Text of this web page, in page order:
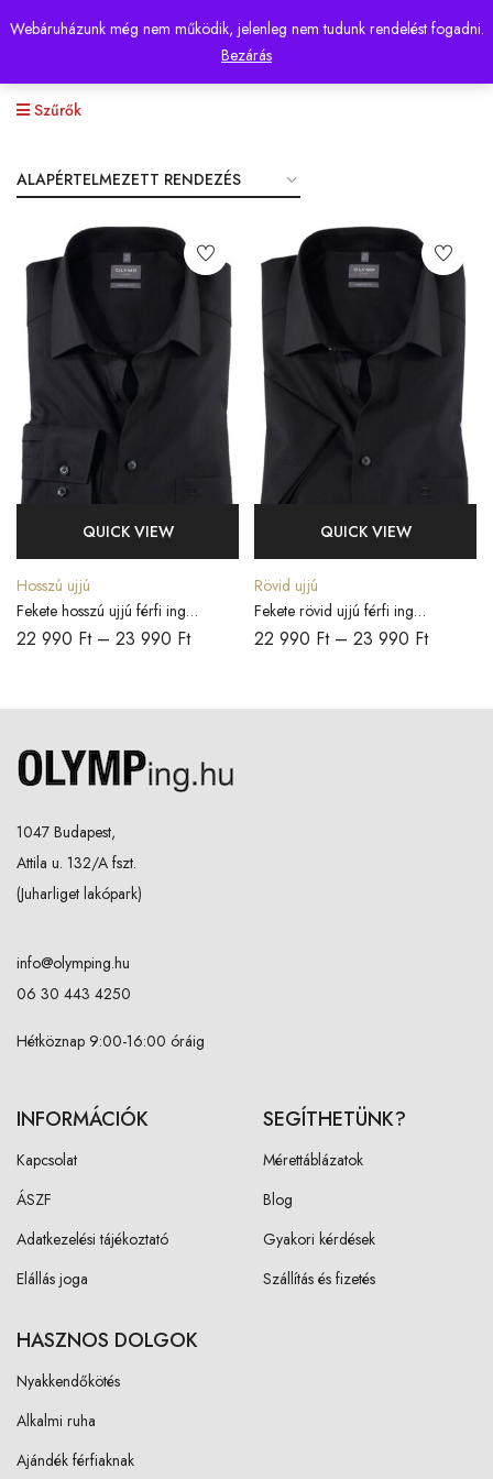
Webáruházunk még nem működik, jelenleg nem tudunk rendelést fogadni.
Bezárás
Szűrők
QUICK VIEW
Hosszú ujjú
Fekete hosszú ujjú férfi ing
COMFORT FIT
22 990 Ft– 23 990 Ft
QUICK VIEW
Rövid ujjú
Fekete rövid ujjú férfi ing
COMFORT FIT
22 990 Ft– 23 990 Ft
1047 Budapest,
Attila u. 132/A fszt.
(Juharliget lakópark)
info@olymping.hu
06 30 443 4250
Hétköznap 9:00-16:00 óráig
INFORMÁCIÓK
Kapcsolat
ÁSZF
Adatkezelési tájékoztató
Elállás joga
SEGÍTHETÜNK?
Mérettáblázatok
Blog
Gyakori kérdések
Szállítás és fizetés
HASZNOS DOLGOK
Nyakkendőkötés
Alkalmi ruha
Ajándék férfiaknak